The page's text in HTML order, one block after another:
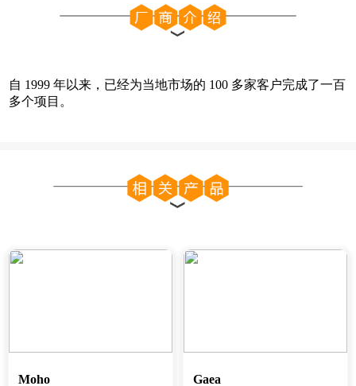
自 1999 年以来，已经为当地市场的 100 多家客户完成了一百
多个项目。
Moho Gaea